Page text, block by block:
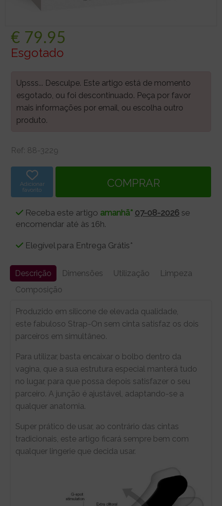
€ 79.95
Esgotado
Upsss... Desculpe. Este artigo está de momento
esgotado, ou foi descontinuado. Peça por favor
mais informações por email, ou escolha outro
produto.
Ref: 88-3229
Adicionar
favorito
Receba este artigo amanhã* 07-08-2026 se
encomendar até às 16h.
Elegível para Entrega Grátis*
Descrição Dimensões Utilização
Limpeza
Composição
Produzido em silicone de elevada qualidade,
este fabuloso Strap-On sem cinta satisfaz os dois
parceiros em simultâneo.
Para utilizar, basta encaixar o bolbo dentro da
vagina, que a sua estrutura especial manterá tudo
no lugar, para que possa depois satisfazer o seu
parceiro. A junção é ajustável, adaptando-se a
qualquer anatomia.
Super prático de usar, ao contrário das cintas
tradicionais, este artigo ficará sempre bem com
qualquer lingerie que decida usar.